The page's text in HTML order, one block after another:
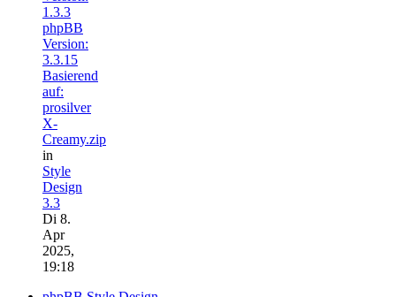
1.3.3
phpBB
Version:
3.3.15
Basierend
auf:
prosilver
X-
Creamy.zip
in
Style
Design
3.3
Di 8.
Apr
2025,
19:18